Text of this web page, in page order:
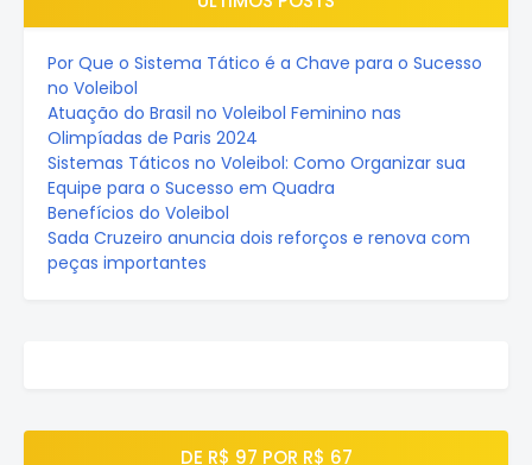
Por Que o Sistema Tático é a Chave para o Sucesso
no Voleibol
Atuação do Brasil no Voleibol Feminino nas
Olimpíadas de Paris 2024
Sistemas Táticos no Voleibol: Como Organizar sua
Equipe para o Sucesso em Quadra
Benefícios do Voleibol
Sada Cruzeiro anuncia dois reforços e renova com
peças importantes
DE R$ 97 POR R$ 67